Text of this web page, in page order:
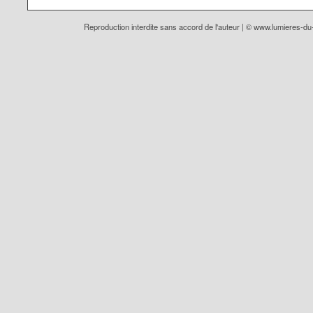
Reproduction interdite sans accord de l'auteur | ©www.lumieres-